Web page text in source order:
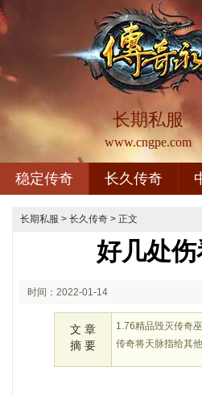
长期私服
www.cngpe.com
稳定传奇 长久传奇
长期私服 > 长久传奇 > 正文
好几处
时间：2022-01-14
文 章
摘 要
1.76精品毁灭传奇
传奇将天脉指给其